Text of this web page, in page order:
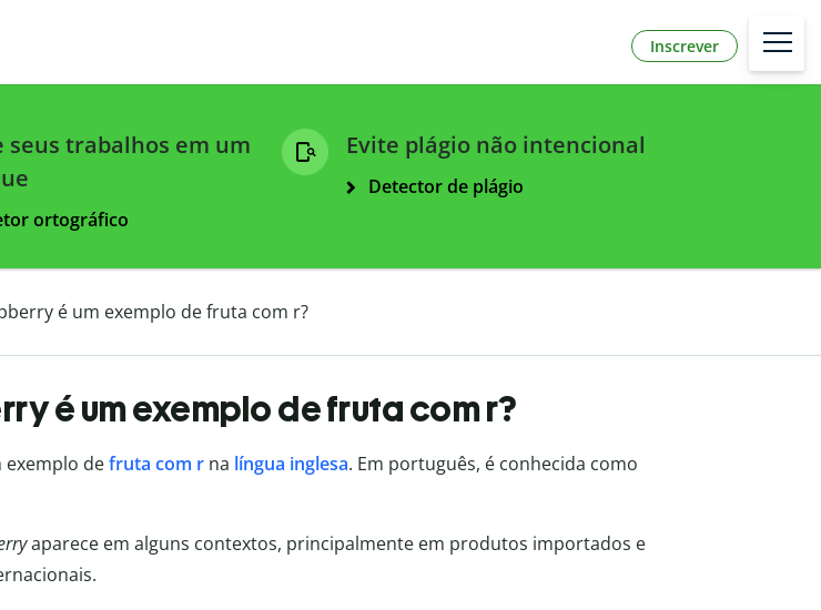
Inscrever
seus trabalhos em um
ortográfico
Evite plágio não intencional
Detector de plágio
é um exemplo de fruta com r?
é um exemplo de fruta com r?
exemplo defruta com r na língua inglesa. Em português, é conhecida como
aparece em alguns contextos, principalmente em produtos importados e